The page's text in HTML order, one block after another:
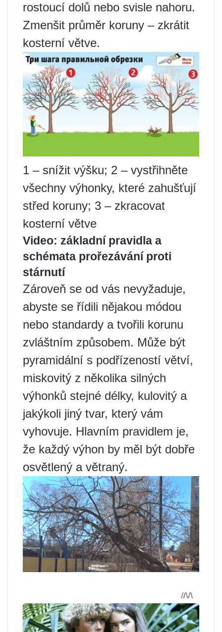
rostoucí dolů nebo svisle nahoru.
Zmenšit průměr koruny – zkrátit
kosterní větve.
1 – snížit výšku; 2 – vystřihněte
všechny výhonky, které zahušťují
střed koruny; 3 – zkracovat
kosterní větve
Video: základní pravidla a
schémata prořezávání proti
stárnutí
Zároveň se od vás nevyžaduje,
abyste se řídili nějakou módou
nebo standardy a tvořili korunu
zvláštním způsobem. Může být
pyramidální s podřízeností větví,
miskovitý z několika silných
výhonků stejné délky, kulovitý a
jakýkoli jiný tvar, který vám
vyhovuje. Hlavním pravidlem je,
že každý výhon by měl být dobře
osvětlený a větraný.